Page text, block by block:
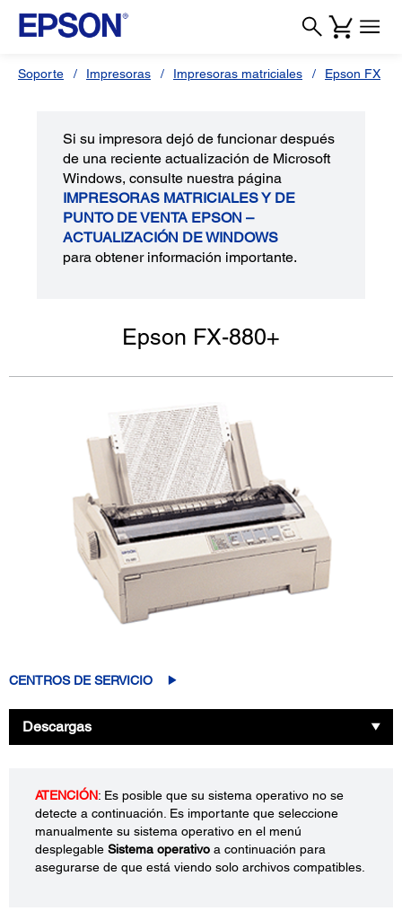
Soporte Impresoras Impresoras matriciales Epson FX
Si su impresora dejó de funcionar después
de una reciente actualización de Microsoft
Windows, consulte nuestra página
IMPRESORAS MATRICIALES Y DE
PUNTO DE VENTA EPSON –
ACTUALIZACIÓN DE WINDOWS
para obtener información importante.
Epson FX-880+
CENTROS DE SERVICIO
Descargas
ATENCIÓN: Es posible que su sistema operativo no se
detecte a continuación. Es importante que seleccione
manualmente su sistema operativo en el menú
desplegable Sistema operativo a continuación para
asegurarse de que está viendo solo archivos compatibles.